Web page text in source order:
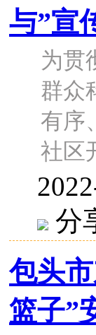
与”宣
为贯
群众
有序
社区
分
包头
篮子”